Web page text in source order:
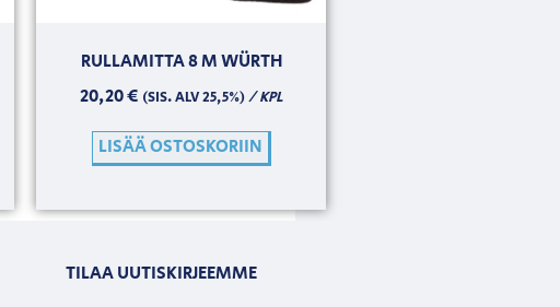
RULLAMITTA 8 M WÜRTH
20,20€ (SIS. ALV 25,5%)/ KPL
LISÄÄ OSTOSKORIIN
TILAA UUTISKIRJEEMME